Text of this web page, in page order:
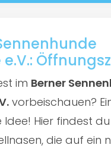
im Berner
vorbeischauen?
Hier findest
die auf ein